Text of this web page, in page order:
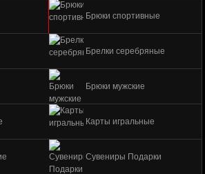
Брюки спортивные
Брелки серебряные
Брюки мужские
Карты игральные
Сувениры Подарки